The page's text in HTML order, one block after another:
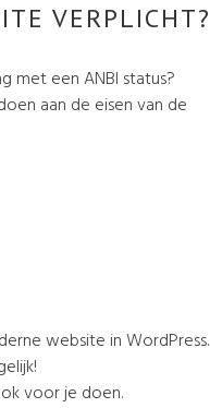
VERPLICHT?
met een ANBI status?
aan de eisen van de
website in WordPress.
voor je doen.